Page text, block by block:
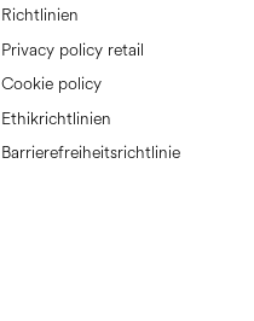
Richtlinien
Privacy policy retail
Cookie policy
Ethikrichtlinien
Barrierefreiheitsrichtlinie